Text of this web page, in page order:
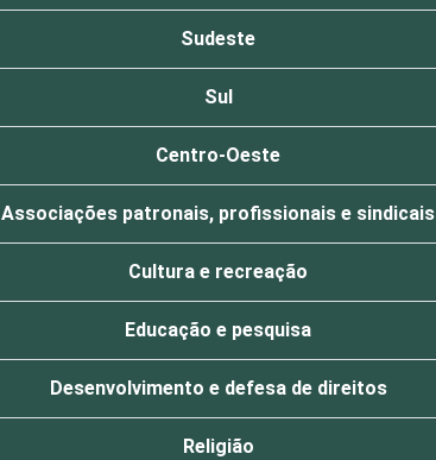
Sudeste
Sul
Centro-Oeste
Associações patronais, profissionais e sindicais
Cultura e recreação
Educação e pesquisa
Desenvolvimento e defesa de direitos
Religião